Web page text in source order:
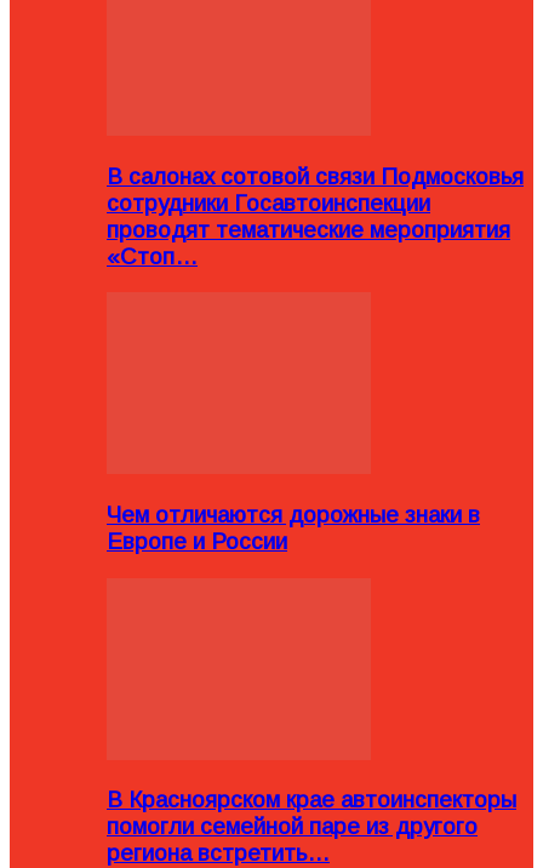
В салонах сотовой связи Подмосковья
сотрудники Госавтоинспекции
проводят тематические мероприятия
«Стоп…
Чем отличаются дорожные знаки в
Европе и России
В Красноярском крае автоинспекторы
помогли семейной паре из другого
региона встретить…